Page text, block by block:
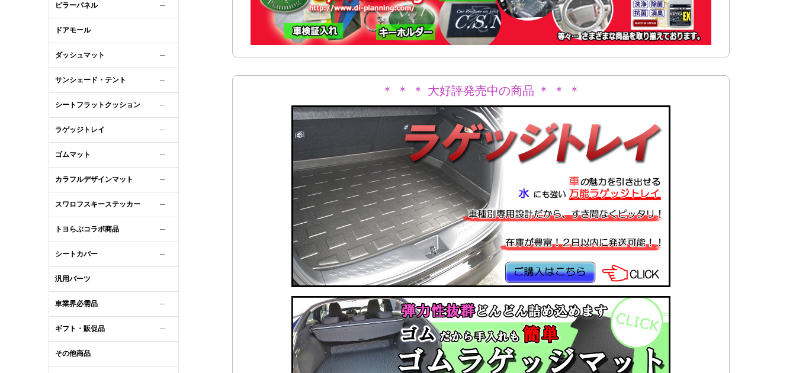
ピラーパネル ─
ドアモール
ダッシュマット ─
サンシェード・テント ─
シートフラットクッション ─
ラゲッジトレイ ─
ゴムマット ─
カラフルデザインマット ─
スワロフスキーステッカー ─
トヨらぶコラボ商品 ─
シートカバー ─
汎用パーツ
車業界必需品 ─
ギフト・販促品 ─
その他商品
＊ ＊ ＊ 大好評発売中の商品 ＊ ＊ ＊